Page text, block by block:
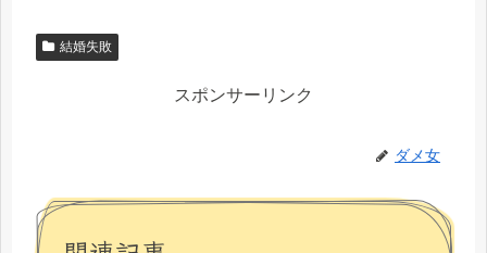
結婚失敗
スポンサーリンク
ダメ女